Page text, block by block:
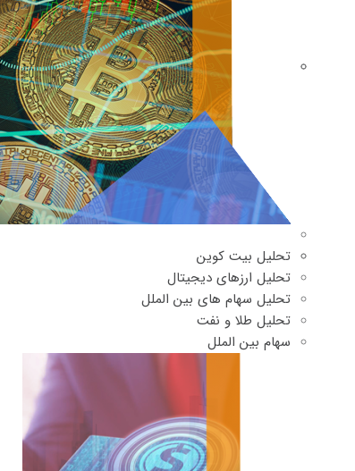
تحلیل بیت کوین
تحلیل ارزهای دیجیتال
تحلیل سهام های بین الملل
تحلیل طلا و نفت
سهام بین الملل